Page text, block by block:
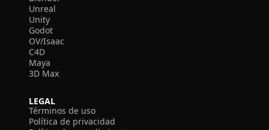
Unreal
Unity
Godot
OV/Isaac
C4D
Maya
3D Max
LEGAL
Términos de uso
Política de privacidad